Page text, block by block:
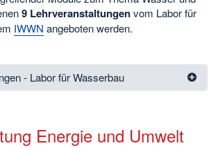
9 Lehrveranstaltungenvom Labor für
IWWN angeboten werden.
- Labor für Wasserbau
Energie und Umwelt